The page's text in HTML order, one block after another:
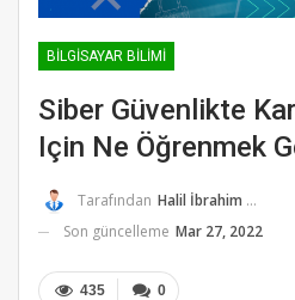
BILGISAYAR BILIMI
Siber Güvenlikte
Için Ne Öğrenmek
Tarafından Halil İbrahim K.
Son güncelleme Mar 27, 2022
0
435